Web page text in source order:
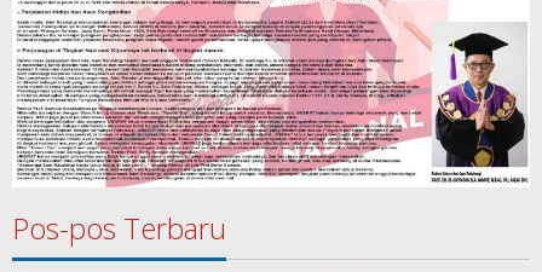
Pos-pos Terbaru